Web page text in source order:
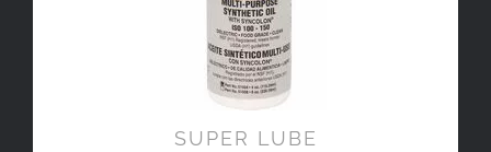
SUPER LUBE